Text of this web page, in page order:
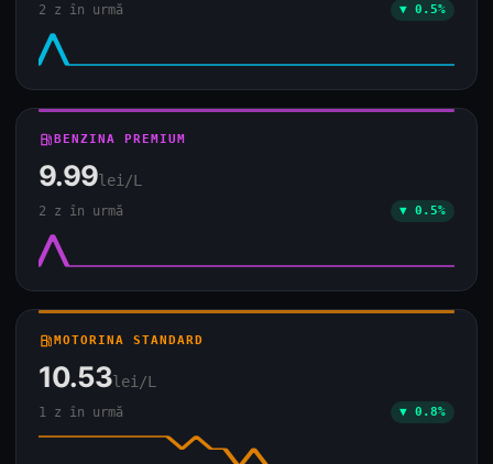
2 z în urmă ▼ 0.5%
local_gas_stationBENZINA PREMIUM
9.99lei/L
2 z în urmă ▼ 0.5%
local_gas_stationMOTORINA STANDARD
10.53lei/L
1 z în urmă ▼ 0.8%